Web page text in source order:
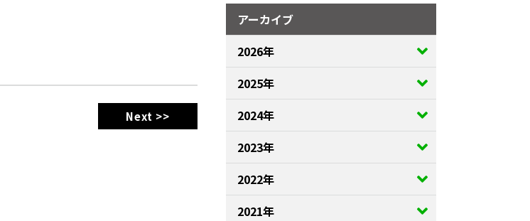
Next >>
アーカイブ
2026年
2025年
2024年
2023年
2022年
2021年